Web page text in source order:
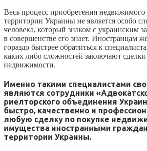
Весь процесс приобретения
территории Украины не является особо
человека, который знаком с украинским
в совершенстве его знает. Иностранцам
гораздо быстрее обратиться к
каких либо сложностей заключают
недвижимости.
Именно такими специалистами
являются сотрудники
риелторского объединения
быстро, качественно и
любую сделку по покупке
имущества иностранными
территории Украины.